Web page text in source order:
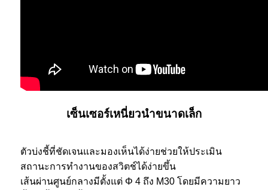
เซ็นเซอร์เหนี่ยวนำขนาดเล็ก
ตัวบ่งชี้ที่ชัดเจนและมองเห็นได้ง่ายช่วยให้ประเมิน
สถานะการทำงานของสวิตช์ได้ง่ายขึ้น
เส้นผ่านศูนย์กลางมีตั้งแต่ Φ 4 ถึง M30 โดยมีความยาว